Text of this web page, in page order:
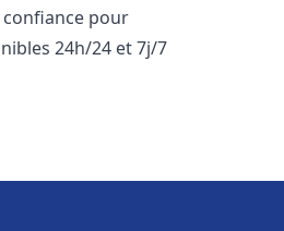
pour
24h/24 et 7j/7